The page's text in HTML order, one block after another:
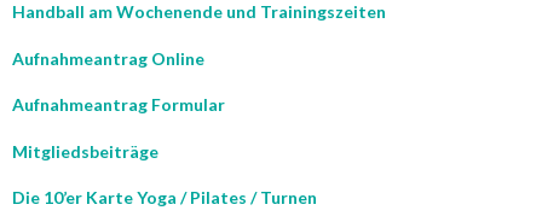
Handball am Wochenende und Trainingszeiten
Aufnahmeantrag Online
Aufnahmeantrag Formular
Mitgliedsbeiträge
Die 10’er Karte Yoga / Pilates / Turnen